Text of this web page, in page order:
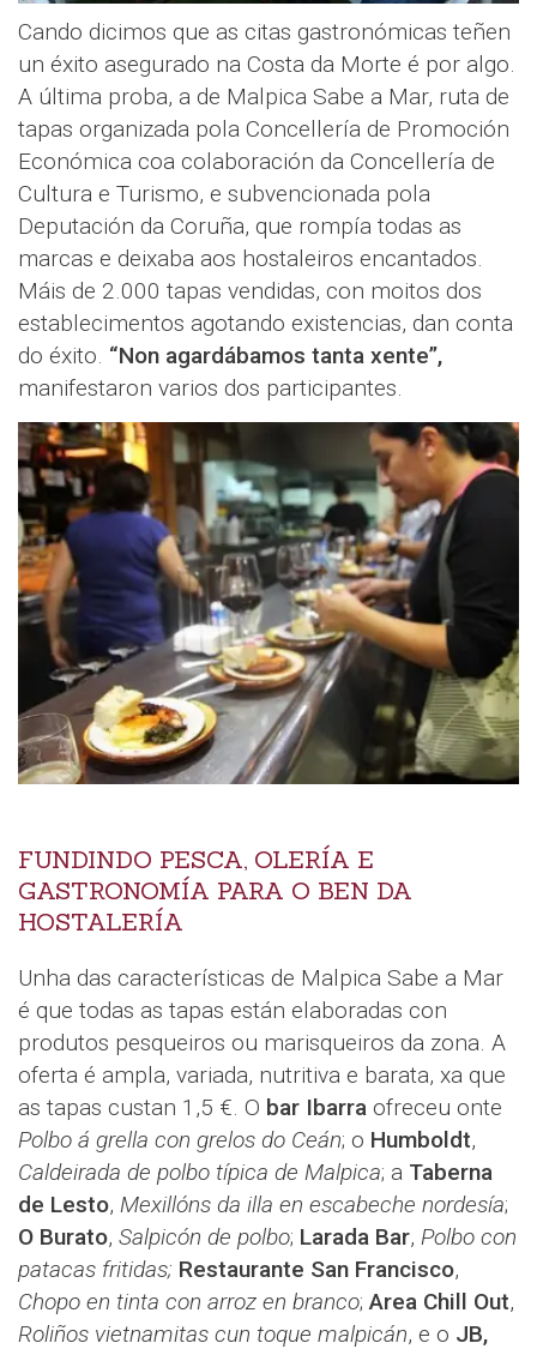
Cando dicimos que as citas gastronómicas teñen
un éxito asegurado na Costa da Morte é por algo.
A última proba, a de Malpica Sabe a Mar, ruta de
tapas organizada pola Concellería de Promoción
Económica coa colaboración da Concellería de
Cultura e Turismo, e subvencionada pola
Deputación da Coruña, que rompía todas as
marcas e deixaba aos hostaleiros encantados.
Máis de 2.000 tapas vendidas, con moitos dos
establecimentos agotando existencias, dan conta
do éxito. “Non agardábamos tanta xente”,
manifestaron varios dos participantes.
FUNDINDO PESCA, OLERÍA E
GASTRONOMÍA PARA O BEN DA
HOSTALERÍA
Unha das características de Malpica Sabe a Mar
é que todas as tapas están elaboradas con
produtos pesqueiros ou marisqueiros da zona. A
oferta é ampla, variada, nutritiva e barata, xa que
as tapas custan 1,5 €. O bar Ibarra ofreceu onte
Polbo á grella con grelos do Ceán; o Humboldt,
Caldeirada de polbo típica de Malpica; a Taberna
de Lesto, Mexillóns da illa en escabeche nordesía;
O Burato, Salpicón de polbo; Larada Bar, Polbo con
patacas fritidas; Restaurante San Francisco,
Chopo en tinta con arroz en branco;Area Chill Out,
Roliños vietnamitas cun toque malpicán, e o JB,